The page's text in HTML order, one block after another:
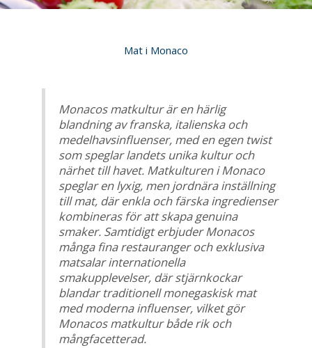
Mat i Monaco
Monacos matkultur är en härlig
blandning av franska, italienska och
medelhavsinfluenser, med en egen twist
som speglar landets unika kultur och
närhet till havet. Matkulturen i Monaco
speglar en lyxig, men jordnära inställning
till mat, där enkla och färska ingredienser
kombineras för att skapa genuina
smaker. Samtidigt erbjuder Monacos
många fina restauranger och exklusiva
matsalar internationella
smakupplevelser, där stjärnkockar
blandar traditionell monegaskisk mat
med moderna influenser, vilket gör
Monacos matkultur både rik och
mångfacetterad.